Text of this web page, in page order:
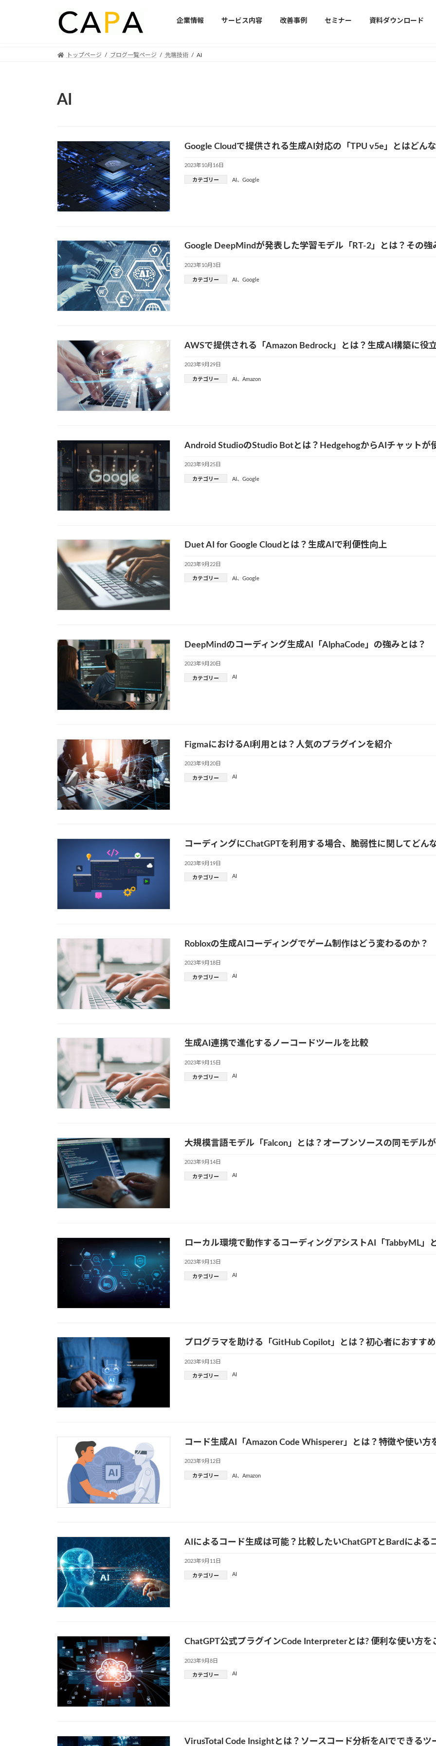
企業情報 サービス内容 改善事例 セミナー 資料ダウンロード
トップページ ブログ一覧ページ 先端技術 AI
AI
Google Cloudで提供される生成AI対応の「TPU v5e」とはどん
2023年10月16日
カテゴリー AI 、 Google
Google DeepMindが発表した学習モデル「RT-2」とは？その強
2023年10月3日
カテゴリー AI 、 Google
AWSで提供される「Amazon Bedrock」とは？生成AI構築に役
2023年9月29日
カテゴリー AI、 Amazon
Android StudioのStudio Botとは？HedgehogからAIチャットが
2023年9月25日
カテゴリー AI 、 Google
Duet AI for Google Cloudとは？生成AIで利便性向上
2023年9月22日
カテゴリー AI、 Google
DeepMindのコーディング生成AI「AlphaCode」の強みとは？
2023年9月20日
カテゴリー AI
FigmaにおけるAI利用とは？人気のプラグインを紹介
2023年9月20日
カテゴリー AI
コーディングにChatGPTを利用する場合、脆弱性に関してどん
2023年9月19日
カテゴリー AI
Robloxの生成AIコーディングでゲーム制作はどう変わるのか？
2023年9月18日
カテゴリー AI
生成AI連携で進化するノーコードツールを比較
2023年9月15日
カテゴリー AI
大規模言語モデル「Falcon」とは？オープンソースの同モデル
2023年9月14日
カテゴリー AI
ローカル環境で動作するコーディングアシストAI「TabbyML」
2023年9月13日
カテゴリー AI
プログラマを助ける「GitHub Copilot」とは？初心者におすす
2023年9月13日
カテゴリー AI
コード生成AI「Amazon Code Whisperer」とは？特徴や使い方
2023年9月12日
カテゴリー AI 、 Amazon
AIによるコード生成は可能？比較したいChatGPTとBardによる
2023年9月11日
カテゴリー AI
ChatGPT公式プラグインCode Interpreterとは? 便利な使い方を
2023年9月8日
カテゴリー AI
VirusTotal Code Insightとは？ソースコード分析をAIでできるツ